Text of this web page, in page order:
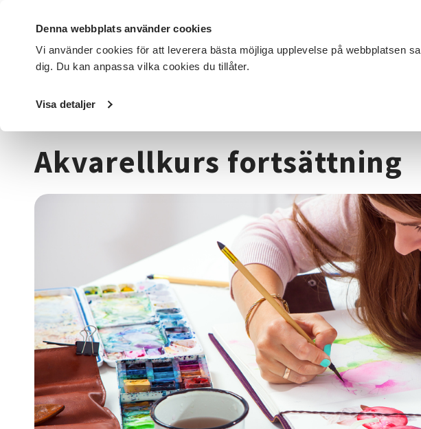
Denna webbplats använder cookies
Vi använder cookies för att leverera bästa möjliga upplevelse på webbplatsen
dig. Du kan anpassa vilka cookies du tillåter.
Visa detaljer
DET HÄR GÖR VI FÖR DIG SOM SÖK KURSER OCH EVENEMANG
Startsida / Kurser och evenemang
Akvarellkurs fortsättning